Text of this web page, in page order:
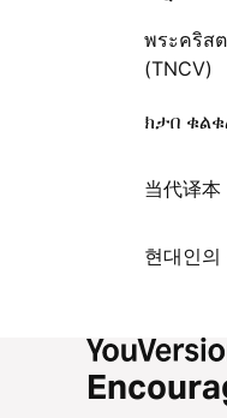
พระคริส
(TNCV)
ክታበ
当代译本
현대인의